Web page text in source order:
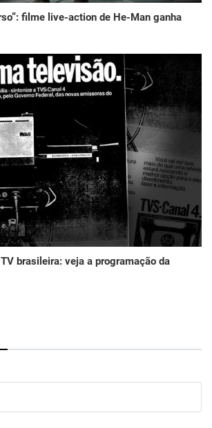
filme live-action de He-Man ganha
brasileira: veja a programação da